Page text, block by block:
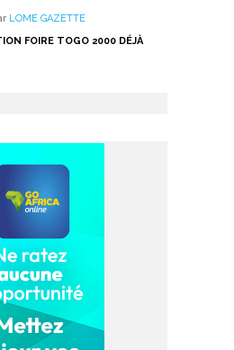
LOME GAZETTE
FOIRE TOGO 2000 DÉJÀ